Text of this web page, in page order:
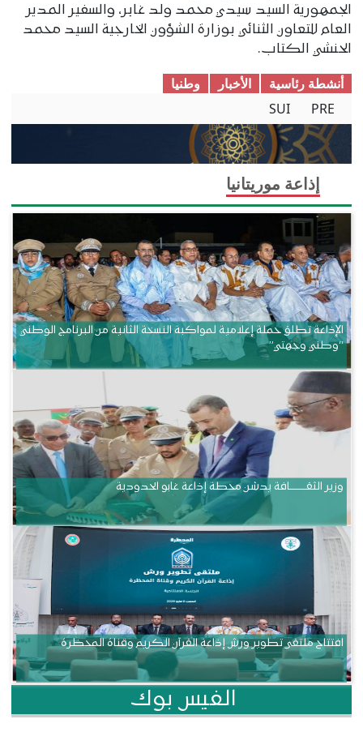
الجمهورية السيد سيدي محمد ولد غابر، والسفير المدير
العام للتعاون الثنائي بوزارة الشؤون الخارجية السيد محمد
الحنشي الكتاب.
أنشطة رئاسية الأخبار
وطنیا
PRE
SUI
إذاعة موريتانيا
الإذاعة تطلق حملة إعلامية لمواكبة النسخة الثانية من البرنامج الوطني
“وطني وجهتي”
وزير الثقــــــــــافة يدشن محطة إذاعة غابو الحدودية
افتتاح ملتقى تطوير ورش إذاعة القرآن الكريم وقناة المحظرة
الفيس بوك